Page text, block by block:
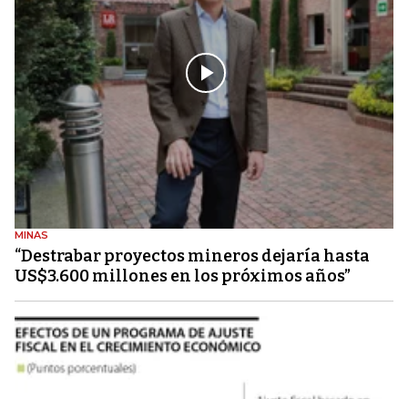
MINAS
“Destrabar proyectos mineros dejaría hasta
US$3.600 millones en los próximos años”